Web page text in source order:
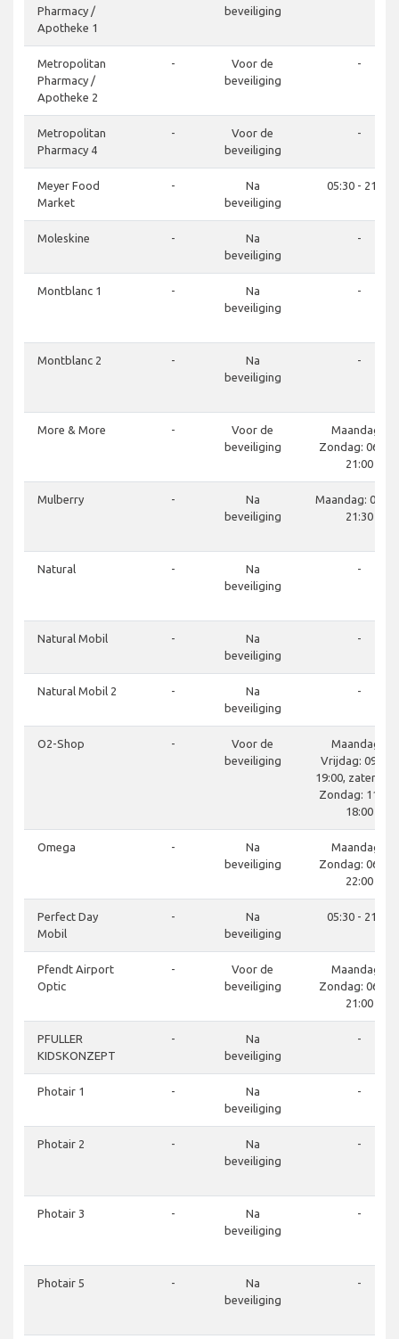
Pharmacy /
Apotheke 1
beveiliging
Metropolitan
Pharmacy /
Apotheke 2
-
Voor de
beveiliging
-
Metropolitan
Pharmacy 4
-
Voor de
beveiliging
-
Meyer Food
Market
-
Na
beveiliging
05:30 - 21:30
Moleskine -
Na
beveiliging
-
Montblanc 1 -
Na
beveiliging
-
Montblanc 2 -
Na
beveiliging
-
More & More -
Voor de
beveiliging
Maandag -
Zondag: 06:00
21:00
Mulberry -
Na
beveiliging
Maandag: 06:30
21:30
Natural -
Na
beveiliging
-
Natural Mobil -
Na
beveiliging
-
Natural Mobil 2 -
Na
beveiliging
-
O2-Shop -
Voor de
beveiliging
Maandag -
Vrijdag: 09:00 -
19:00, zaterdag
Zondag: 11:00
18:00
Omega -
Na
beveiliging
Maandag -
Zondag: 06:00
22:00
Perfect Day
Mobil
-
Na
beveiliging
05:30 - 21:30
Pfendt Airport
Optic
-
Voor de
beveiliging
Maandag -
Zondag: 06:00
21:00
PFULLER
KIDSKONZEPT
-
Na
beveiliging
-
Photair 1 -
Na
beveiliging
-
Photair 2 -
Na
beveiliging
-
Photair 3 -
Na
beveiliging
-
Photair 5 -
Na
beveiliging
-